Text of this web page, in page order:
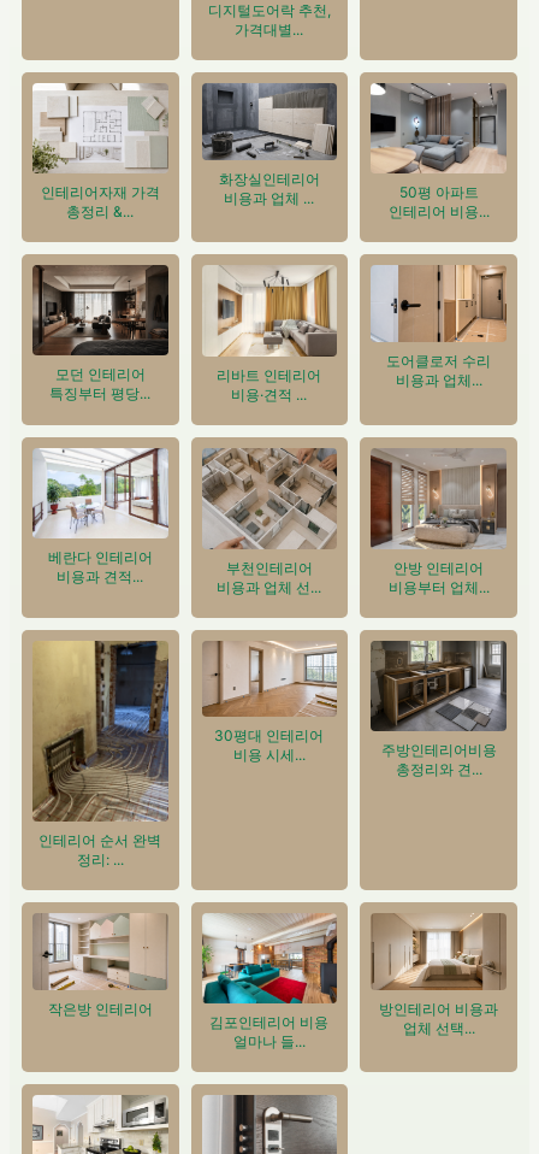
디지털도어락 추천,
가격대별...
인테리어자재 가격
총정리 &...
화장실인테리어
비용과 업체 ...
50평 아파트
인테리어 비용...
모던 인테리어
특징부터 평당...
리바트 인테리어
비용·견적 ...
도어클로저 수리
비용과 업체...
베란다 인테리어
비용과 견적...
부천인테리어
비용과 업체 선...
안방 인테리어
비용부터 업체...
인테리어 순서 완벽
정리: ...
30평대 인테리어
비용 시세...
주방인테리어비용
총정리와 견...
작은방 인테리어
김포인테리어 비용
얼마나 들...
방인테리어 비용과
업체 선택...